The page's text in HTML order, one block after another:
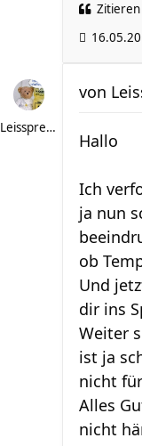
Zitieren
Leissprecher
von
Hallo
Ich
ja nun
ob
Und
dir ins
Weiter
ist ja
nicht
Alles
nicht